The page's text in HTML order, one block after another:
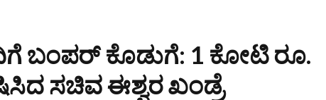
ಬಂಪರ್ ಕೊಡುಗೆ: 1 ಕೋಟಿ ರೂ.
ಸಚಿವ ಈಶ್ವರ ಖಂಡ್ರೆ